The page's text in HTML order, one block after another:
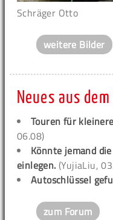
Schräger Otto
weitere Bilder
Neues aus dem
Touren für
06.08)
Könnte jemand
einlegen. (YujiaLiu,
Autoschlüssel
zum Forum